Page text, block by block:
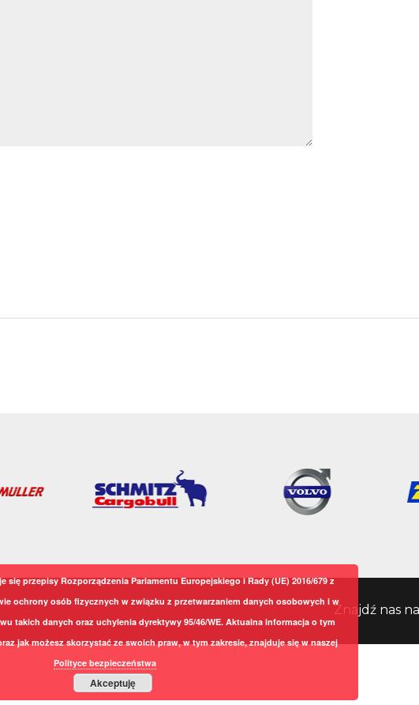
Znajdź nas
się przepisy Rozporządzenia Parlamentu Europejskiego i Rady (UE) 2016/679 z
ochrony osób fizycznych w związku z przetwarzaniem danych osobowych i w
takich danych oraz uchylenia dyrektywy 95/46/WE. Aktualna informacja o tym
jak możesz skorzystać ze swoich praw, w tym zakresie, znajduje się w naszej
Polityce bezpieczeństwa
Akceptuję